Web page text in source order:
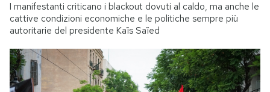
I manifestanti criticano i blackout dovuti al caldo, ma anche le
cattive condizioni economiche e le politiche sempre più
autoritarie del presidente Kaïs Saïed